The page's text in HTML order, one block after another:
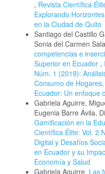
, Revista Científica
Explorando
en la Ciudad de Quito
Santiago del Castillo
Sonia del Carmen
competencias e
Superior en Ecuador ,
Núm. 1 (2019):
Consumo de
Ecuador: Un enfoque
Gabriela Aguirre,
Eugenia Barre Ávila,
Gamificación en la
Científica Élite: Vol. 2
Digital y Desafíos
en Ecuador y su
Economía y Salud
Gabriela Aguirre, Las